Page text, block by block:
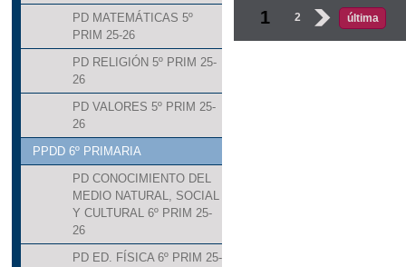
PD MATEMÁTICAS 5º
PRIM 25-26
PD RELIGIÓN 5º PRIM 25-
26
PD VALORES 5º PRIM 25-
26
PPDD 6º PRIMARIA
PD CONOCIMIENTO DEL
MEDIO NATURAL, SOCIAL
Y CULTURAL 6º PRIM 25-
26
PD ED. FÍSICA 6º PRIM 25-
Páginas
1 2 › última